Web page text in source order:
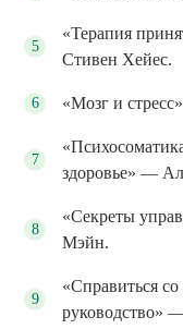
«Терапия
Стивен Хейес.
«Мозг и
здоровье» —
«Секреты
Мэйн.
«Справиться со
руководство»